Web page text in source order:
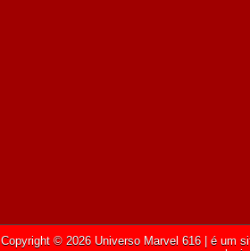
Copyright © 2026 Universo Marvel 616 | é um